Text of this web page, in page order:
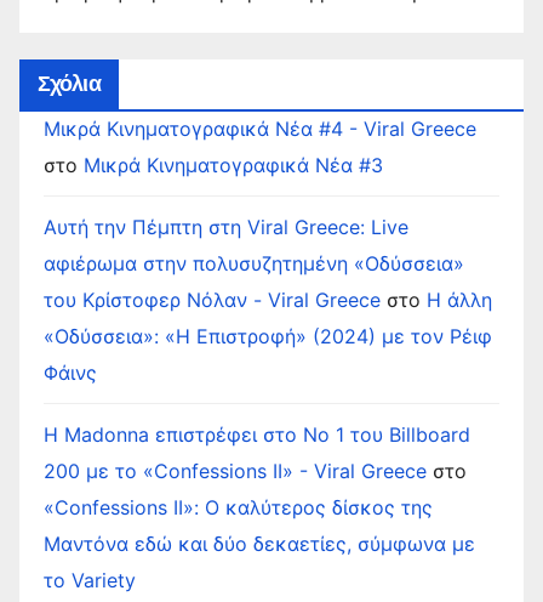
Σχόλια
Μικρά Κινηματογραφικά Νέα #4 - Viral Greece
στο Μικρά Κινηματογραφικά Νέα #3
Αυτή την Πέμπτη στη Viral Greece: Live
αφιέρωμα στην πολυσυζητημένη «Οδύσσεια»
του Κρίστοφερ Νόλαν - Viral Greece στο Η άλλη
«Οδύσσεια»: «Η Επιστροφή» (2024) με τον Ρέιφ
Φάινς
Η Madonna επιστρέφει στο Νο 1 του Billboard
200 με το «Confessions II» - Viral Greece στο
«Confessions II»: Ο καλύτερος δίσκος της
Μαντόνα εδώ και δύο δεκαετίες, σύμφωνα με
το Variety